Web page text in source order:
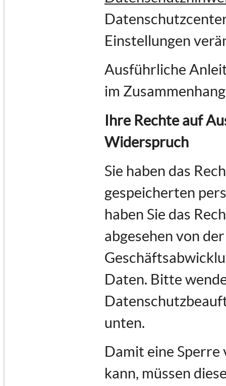
Einstellungen
Ausführliche
im
Ihre Rechte auf
Widerspruch
Sie haben das
gespeicherten
haben Sie das
abgesehen von
Daten. Bitte
unten.
Damit eine
kann, müssen